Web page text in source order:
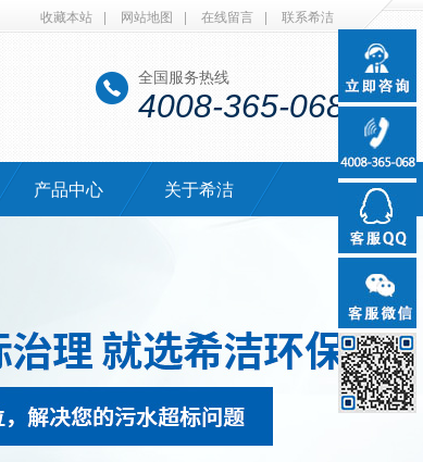
收藏本站 | 网站地图 | 在线留言 | 联系希洁
全国服务热线
4008-365-068
产品中心 关于希洁